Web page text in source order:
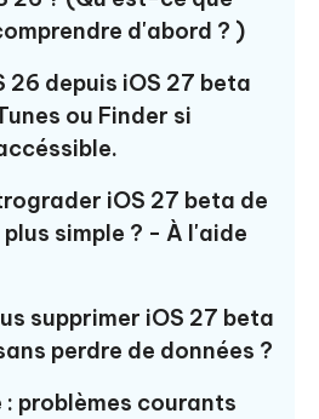
d'abord ? )
26 depuis iOS 27 beta
ou Finder si
iOS 27 beta de
simple ? - À l'aide
supprimer iOS 27 beta
perdre de données ?
: problèmes courants